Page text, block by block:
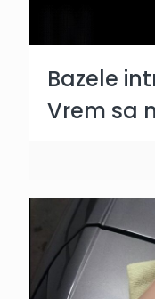
Bazele
Vrem sa